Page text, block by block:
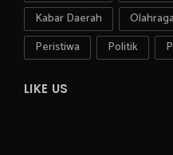
Kabar Daerah
Olahraga
Peristiwa
Politik
LIKE US